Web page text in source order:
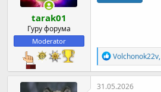
tarak01
Гуру форума
Moderator
Р
е
а
к
Volchonok22v,
31.05.2026